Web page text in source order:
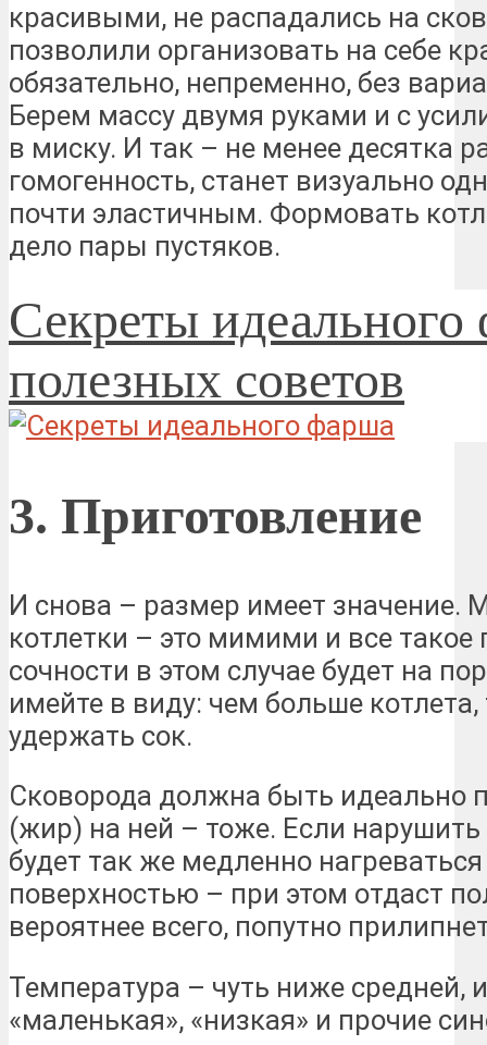
красивыми, не распадались на
позволили организовать на себе
обязательно, непременно, без
Берем массу двумя руками и с
в миску. И так – не менее десятка
гомогенность, станет визуально
почти эластичным. Формовать
дело пары пустяков.
Секреты
полезных советов
3. Приготовление
И снова – размер имеет значение.
котлетки – это мимими и все такое
сочности в этом случае будет на
имейте в виду: чем больше
удержать сок.
Сковорода должна быть идеально
(жир) на ней – тоже. Если нарушить
будет так же медленно
поверхностью – при этом отдаст
вероятнее всего, попутно
Температура – чуть ниже средней,
«маленькая», «низкая» и прочие